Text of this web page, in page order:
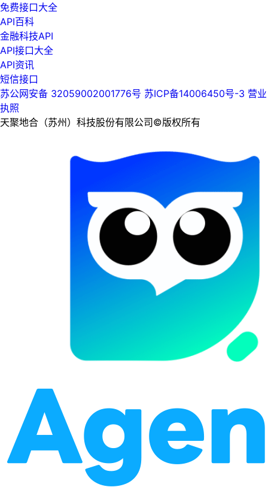
免费接口大全
API百科
金融科技API
API接口大全
API资讯
短信接口
苏公网安备 32059002001776号 苏ICP备14006450号-3 营业
执照
天聚地合（苏州）科技股份有限公司©版权所有